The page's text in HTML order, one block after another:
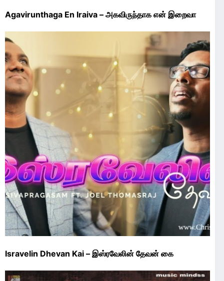
Agavirunthaga En Iraiva – அகவிருந்தாக என் இறைவா
Isravelin Dhevan Kai – இஸ்ரவேலின் தேவன் கை